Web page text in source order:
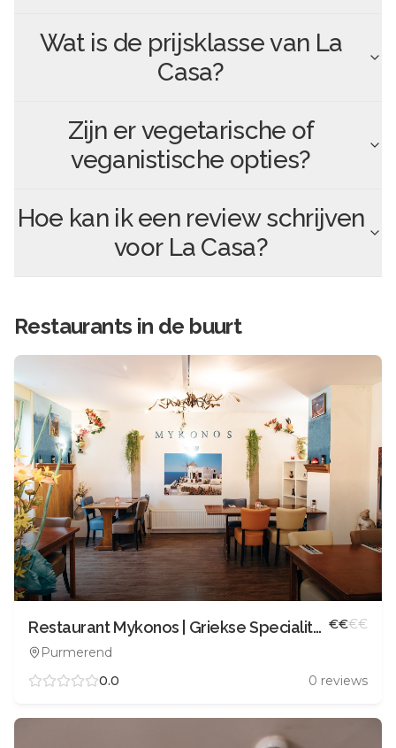
Wat is de prijsklasse van La
Casa?
Zijn er vegetarische of
veganistische opties?
Hoe kan ik een review schrijven
voor La Casa?
Restaurants in de buurt
Restaurant Mykonos | Griekse Specialiteiten
Purmerend
€€€€
0.0 0 reviews